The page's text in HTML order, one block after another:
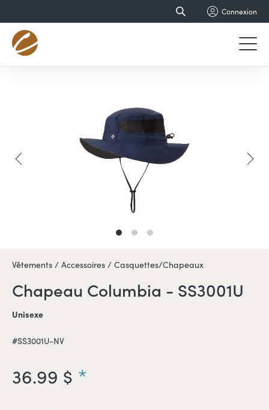
Connexion
Vêtements / Accessoires / Casquettes/Chapeaux
Chapeau Columbia - SS3001U
Unisexe
#SS3001U-NV
36.99 $